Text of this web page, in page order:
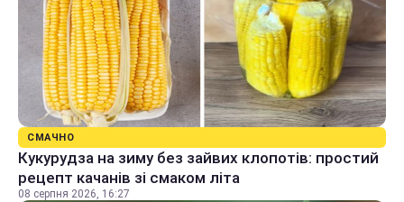
СМАЧНО
Кукурудза на зиму без зайвих клопотів: простий
рецепт качанів зі смаком літа
08 серпня 2026, 16:27